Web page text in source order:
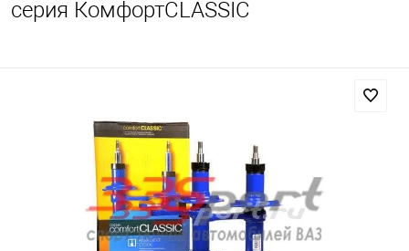
серия КомфортCLASSIC